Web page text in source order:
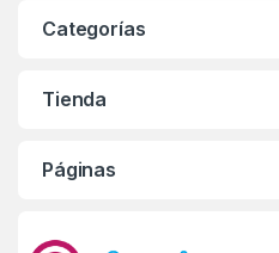
Categorías
Tienda
Páginas